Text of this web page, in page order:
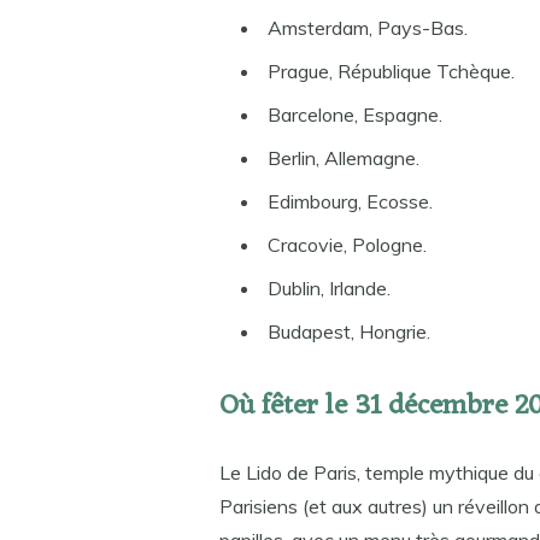
Amsterdam, Pays-Bas.
Prague, République Tchèque.
Barcelone, Espagne.
Berlin, Allemagne.
Edimbourg, Ecosse.
Cracovie, Pologne.
Dublin, Irlande.
Budapest, Hongrie.
Où fêter le 31 décembre
Le Lido de Paris, temple mythique
Parisiens (et aux autres) un réveillon